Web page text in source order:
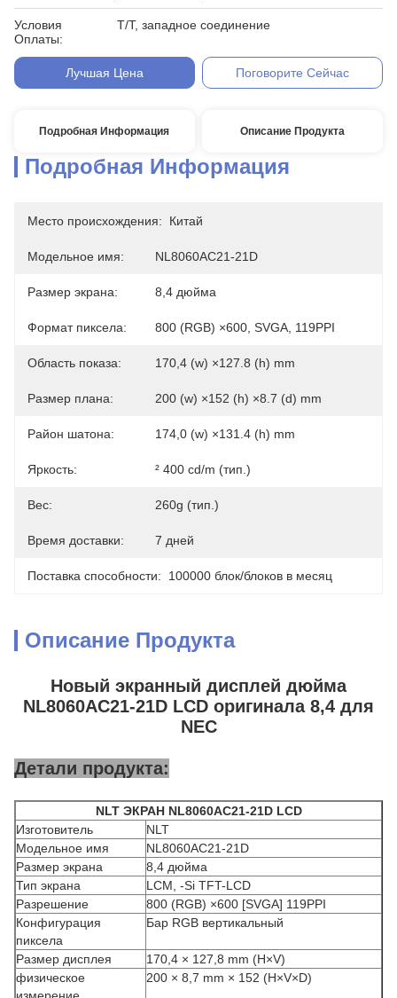
Условия
Оплаты:
T/T, западное соединение
Лучшая Цена Поговорите Сейчас
Подробная Информация Описание Продукта
Подробная Информация
Место происхождения: Китай
Модельное имя: NL8060AC21-21D
Размер экрана: 8,4 дюйма
Формат пиксела: 800 (RGB) ×600, SVGA, 119PPI
Область показа: 170,4 (w) ×127.8 (h) mm
Размер плана: 200 (w) ×152 (h) ×8.7 (d) mm
Район шатона: 174,0 (w) ×131.4 (h) mm
Яркость: ² 400 cd/m (тип.)
Вес: 260g (тип.)
Время доставки: 7 дней
Поставка способности: 100000 блок/блоков в месяц
Описание Продукта
Новый экранный дисплей дюйма
NL8060AC21-21D LCD оригинала 8,4 для
NEC
Детали продукта:
NLT ЭКРАН NL8060AC21-21D LCD
Изготовитель
NLT
Модельное имя
NL8060AC21-21D
Размер экрана
8,4 дюйма
Тип экрана
LCM, -Si TFT-LCD
Разрешение
800 (RGB) ×600 [SVGA] 119PPI
Конфигурация
пиксела
Бар RGB вертикальный
Размер дисплея
170,4 × 127,8 mm (H×V)
физическое
200 × 8,7 mm × 152 (H×V×D)